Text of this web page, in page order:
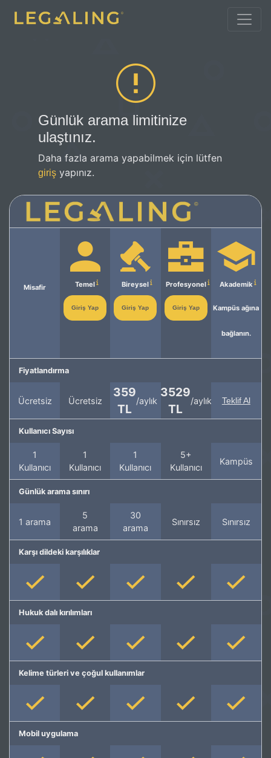
Günlük arama limitinize
ulaştınız.
Daha fazla arama yapabilmek için lütfen
giriş yapınız.
Misafir Temel
Giriş Yap
Bireysel
Giriş Yap
Profesyonel
Giriş Yap
Akademik
Kampüs ağına
bağlanın.
Fiyatlandırma
Ücretsiz Ücretsiz
359
TL
/aylık
3529
TL
/aylık Teklif Al
Kullanıcı Sayısı
1
Kullanıcı
1
Kullanıcı
1
Kullanıcı
5+
Kullanıcı
Kampüs
Günlük arama sınırı
1 arama
5
arama
30
arama
Sınırsız Sınırsız
Karşı dildeki karşılıklar
Hukuk dalı kırılımları
Kelime türleri ve çoğul kullanımlar
Mobil uygulama